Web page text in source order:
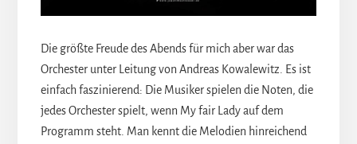
Die größte Freude des Abends für mich aber war das
Orchester unter Leitung von Andreas Kowalewitz. Es ist
einfach faszinierend: Die Musiker spielen die Noten, die
jedes Orchester spielt, wenn My fair Lady auf dem
Programm steht. Man kennt die Melodien hinreichend